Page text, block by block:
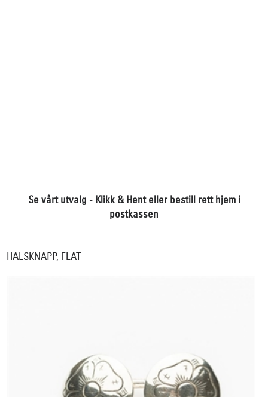
Se vårt utvalg - Klikk & Hent eller bestill rett hjem i
postkassen
HALSKNAPP, FLAT